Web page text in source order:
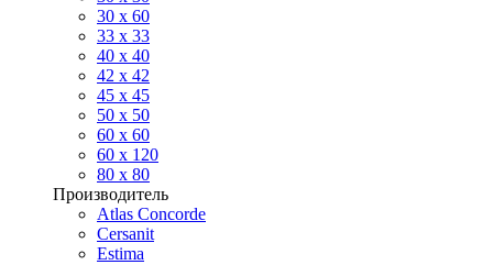
30 x 60
33 x 33
40 х 40
42 x 42
45 x 45
50 x 50
60 х 60
60 x 120
80 x 80
Производитель
Atlas Concorde
Cersanit
Estima